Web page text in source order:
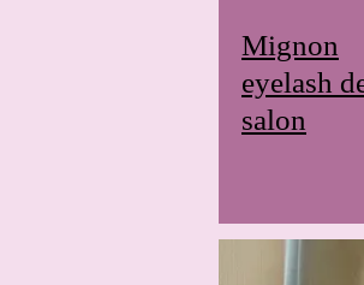
Mignon
eyelash
salon